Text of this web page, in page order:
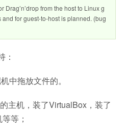
from the host to Linux g
for guest-to-host is planned. (bug
：
中拖放文件的。
主机，装了VirtualBox，装了
等；